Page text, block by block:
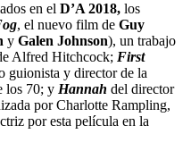
en el D’A 2018, los
, el nuevo film de Guy
y Galen Johnson), un trabajo
Alfred Hitchcock; First
guionista y director de la
los 70; y Hannah del director
por Charlotte Rampling,
por esta película en la